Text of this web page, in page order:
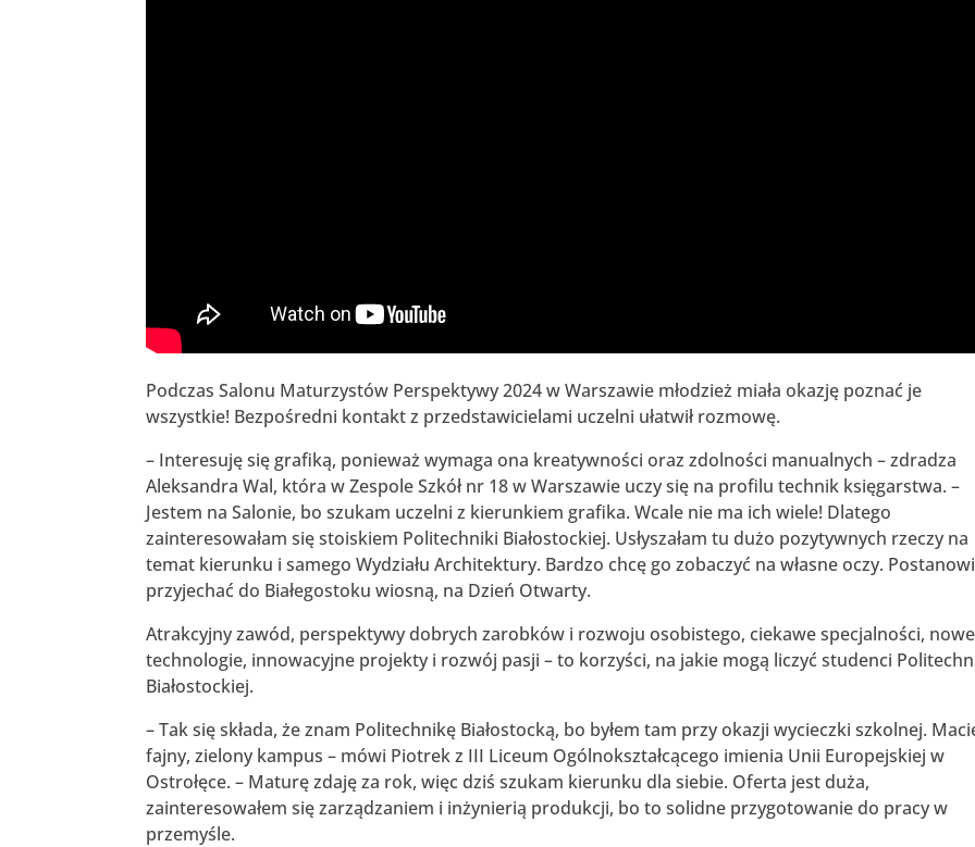
Podczas Salonu Maturzystów Perspektywy 2024 w Warszawie młodzież miała okazję poznać je
wszystkie! Bezpośredni kontakt z przedstawicielami uczelni ułatwił rozmowę.
– Interesuję się grafiką, ponieważ wymaga ona kreatywności oraz zdolności manualnych – zdradza
Aleksandra Wal, która w Zespole Szkół nr 18 w Warszawie uczy się na profilu technik księgarstwa. –
Jestem na Salonie, bo szukam uczelni z kierunkiem grafika. Wcale nie ma ich wiele! Dlatego
zainteresowałam się stoiskiem Politechniki Białostockiej. Usłyszałam tu dużo pozytywnych rzeczy na
temat kierunku i samego Wydziału Architektury. Bardzo chcę go zobaczyć na własne oczy.
przyjechać do Białegostoku wiosną, na Dzień Otwarty.
Atrakcyjny zawód, perspektywy dobrych zarobków i rozwoju osobistego, ciekawe specjalności, nowe
technologie, innowacyjne projekty i rozwój pasji – to korzyści, na jakie mogą liczyć studenci
Białostockiej.
– Tak się składa, że znam Politechnikę Białostocką, bo byłem tam przy okazji wycieczki szkolnej.
fajny, zielony kampus – mówi Piotrek z III Liceum Ogólnokształcącego imienia Unii Europejskiej w
Ostrołęce. – Maturę zdaję za rok, więc dziś szukam kierunku dla siebie. Oferta jest duża,
zainteresowałem się zarządzaniem i inżynierią produkcji, bo to solidne przygotowanie do pracy w
przemyśle.